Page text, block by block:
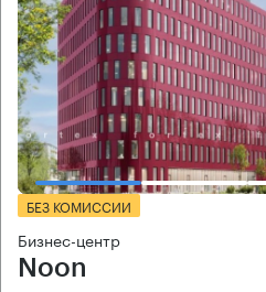
БЕЗ КОМИССИИ
Бизнес-центр
Noon